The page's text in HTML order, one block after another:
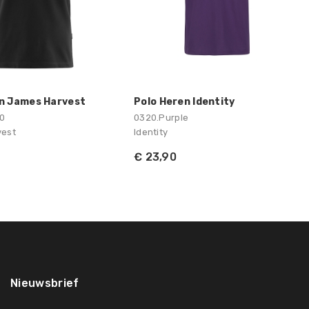
James Harvest Polo Heren Identity
0320.Purple
Identity
€ 23,90
Nieuwsbrief